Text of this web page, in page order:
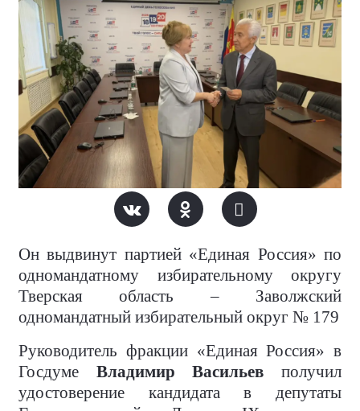
Он выдвинут партией «Единая Россия» по
одномандатному избирательному округу
Тверская область – Заволжский
одномандатный избирательный округ № 179
Руководитель фракции «Единая Россия» в
Госдуме Владимир Васильев получил
удостоверение кандидата в депутаты